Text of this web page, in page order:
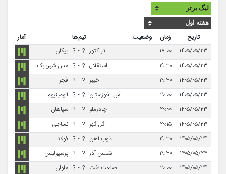
تاریخ زمان وضعیت تیم‌ها
آمار
۱۴۰۵/۰۵/۲۳
۱۸:۰۰ تراکتور ?
-
? پیکان
۱۴۰۵/۰۵/۲۳
۱۹:۳۰ استقلال ?
-
? مس شهربابک
۱۴۰۵/۰۵/۲۳
۱۹:۳۰ خیبر ?
-
? فجر
۱۴۰۵/۰۵/۲۳
۲۰:۰۰ اس. خوزستان ?
-
? آلومینیوم
۱۴۰۵/۰۵/۲۳
۲۰:۰۰ چادرملو ?
-
? سپاهان
۱۴۰۵/۰۵/۲۳
۲۰:۱۵ گل گهر ?
-
? نساجی
۱۴۰۵/۰۵/۲۴
۱۹:۳۰ ذوب آهن ?
-
? فولاد
۱۴۰۵/۰۵/۲۴
۱۹:۳۰ شمس آذر ?
-
? پرسپولیس
۱۴۰۵/۰۵/۲۴
۲۰:۰۰ صنعت نفت ?
-
? ملوان